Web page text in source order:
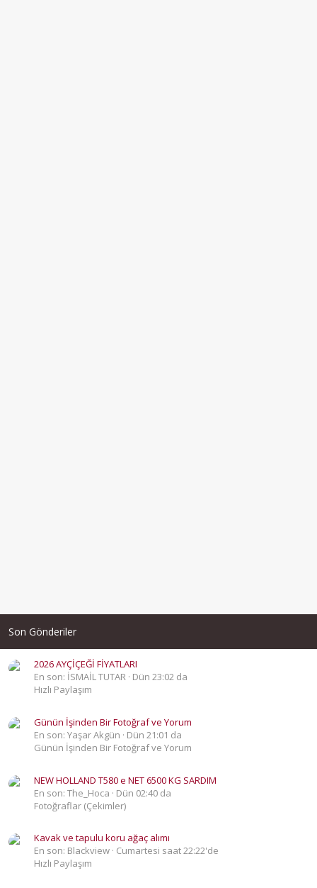
Son Gönderiler
2026 AYÇİÇEĞİ FİYATLARI
En son: İSMAİL TUTAR Dün 23:02 da
Hızlı Paylaşım
Günün İşinden Bir Fotoğraf ve Yorum
En son: Yaşar Akgün
Dün 21:01 da
Günün İşinden Bir Fotoğraf ve Yorum
NEW HOLLAND T580 e NET 6500 KG SARDIM
En son: The_Hoca
Dün 02:40 da
Fotoğraflar (Çekimler)
Kavak ve tapulu koru ağaç alımı
En son: Blackview Cumartesi saat 22:22'de
Hızlı Paylaşım